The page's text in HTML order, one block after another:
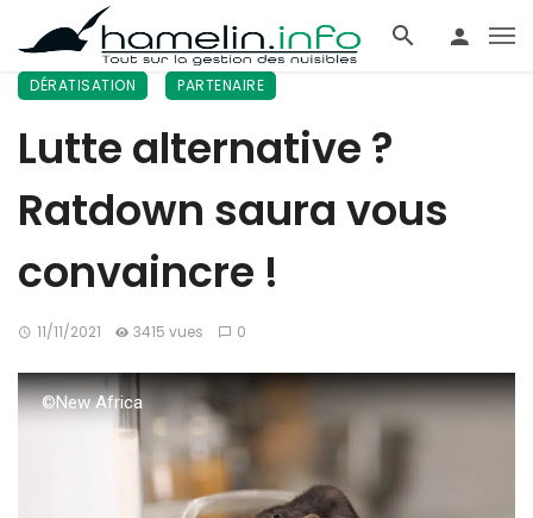
DÉRATISATION PARTENAIRE
Lutte alternative ?
Ratdown saura vous
convaincre !
11/11/2021 3415 vues 0
©New Africa